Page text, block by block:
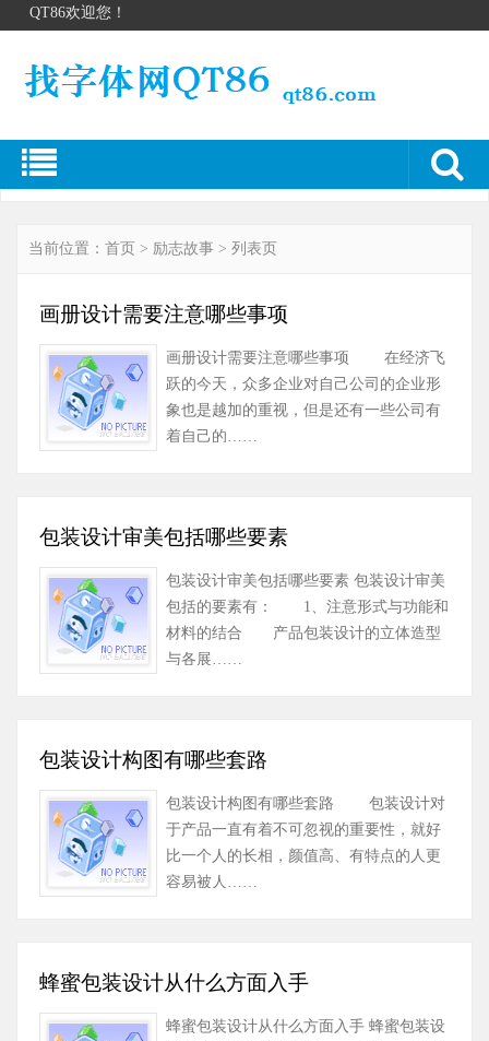
QT86欢迎您！
当前位置： 首页 > 励志故事 > 列表页
画册设计需要注意哪些事项
画册设计需要注意哪些事项 在经济飞
跃的今天，众多企业对自己公司的企业形
象也是越加的重视，但是还有一些公司有
着自己的……
包装设计审美包括哪些要素
包装设计审美包括哪些要素 包装设计审美
包括的要素有： 1、注意形式与功能和
材料的结合 产品包装设计的立体造型
与各展……
包装设计构图有哪些套路
包装设计构图有哪些套路 包装设计对
于产品一直有着不可忽视的重要性，就好
比一个人的长相，颜值高、有特点的人更
容易被人……
蜂蜜包装设计从什么方面入手
蜂蜜包装设计从什么方面入手 蜂蜜包装设